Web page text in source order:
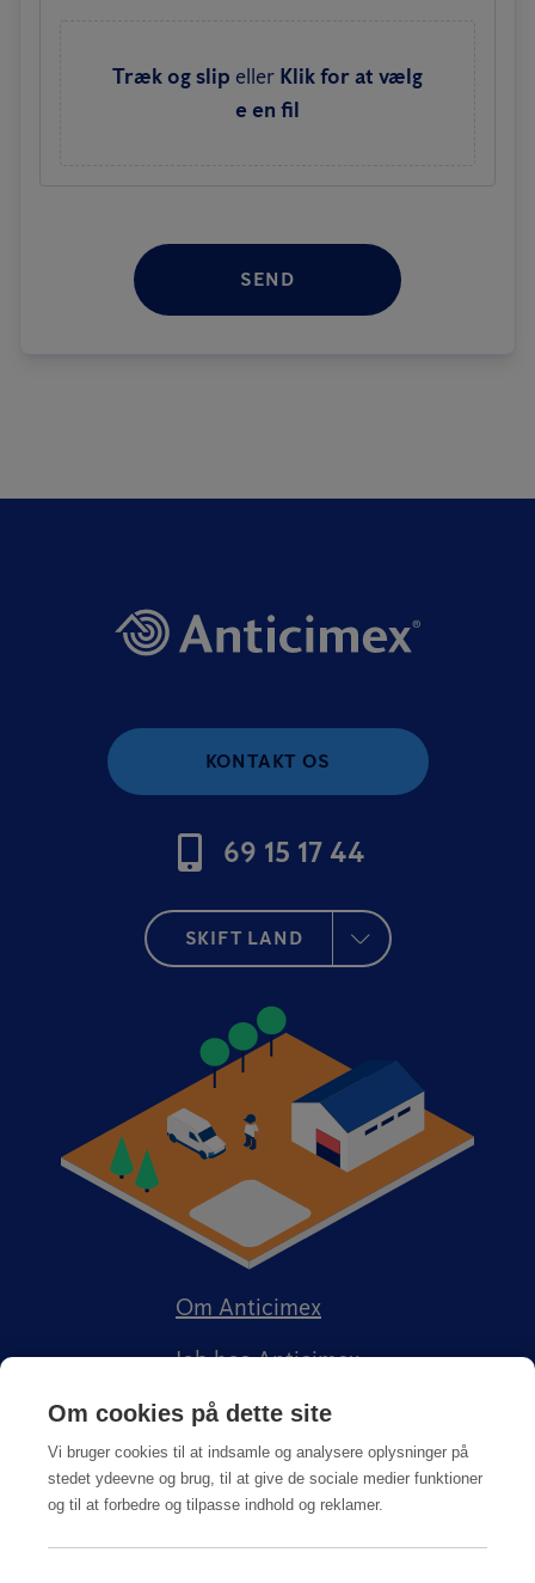
Træk og slip eller Klik for at vælg
e en fil
SEND
KONTAKT OS
69 15 17 44
SKIFT LAND
Om Anticimex
Job hos Anticimex
Om cookies på dette site
Vi bruger cookies til at indsamle og analysere oplysninger på
stedet ydeevne og brug, til at give de sociale medier funktioner
og til at forbedre og tilpasse indhold og reklamer.